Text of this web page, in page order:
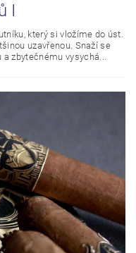
I
který si vložíme do úst.
uzavřenou. Snaží se
zbytečnému vysychá...